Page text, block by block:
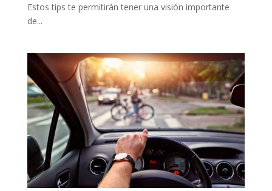
Estos tips te permitirán tener una visión importante
de...